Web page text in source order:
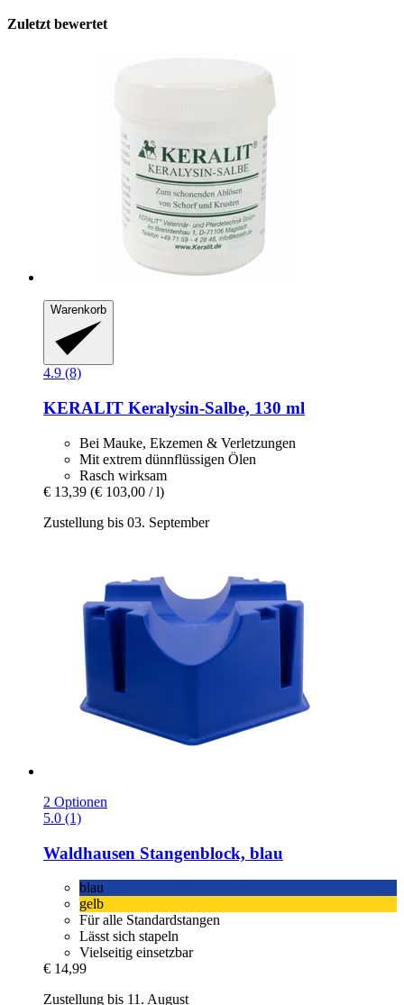
Zuletzt bewertet
Warenkorb
4.9 (8)
KERALIT Keralysin-​Salbe, 130 ml
Bei Mauke, Ekzemen & Verletzungen
Mit extrem dünnflüssigen Ölen
Rasch wirksam
€ 13,39 (€ 103,00 / l)
Zustellung bis 03. September
2 Optionen
5.0 (1)
Waldhausen Stangenblock, blau
blau
gelb
Für alle Standardstangen
Lässt sich stapeln
Vielseitig einsetzbar
€ 14,99
Zustellung bis 11. August